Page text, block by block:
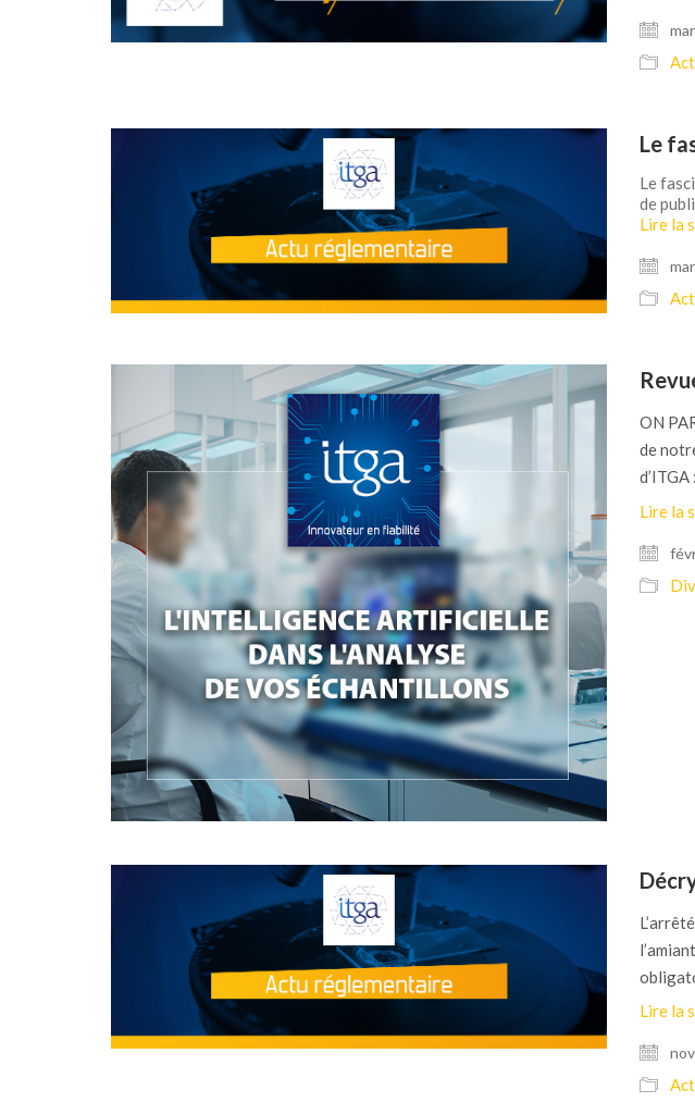
Le
Le
de
Lire la
ON
de
Lire la
Lire la